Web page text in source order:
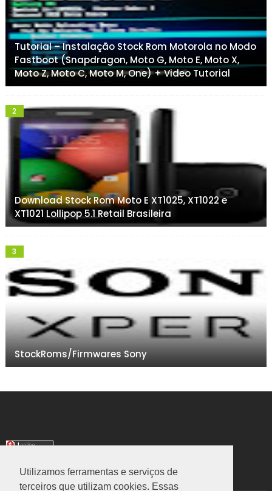
Utilizamos ferramentas e serviços de
terceiros que utilizam cookies. Essas
Tutorial – Instalação Stock Rom Motorola no Modo
Fastboot (Snapdragon, Moto G, Moto E, Moto X,
Moto Z, Moto C, Moto M, One) + Video Tutorial
Download Stock Rom Moto E XT1025, XT1022 e
XT1021 Lollipop 5.1 Retail Brasileira
StockRoms/Firmwares Sony
TRANSLATE